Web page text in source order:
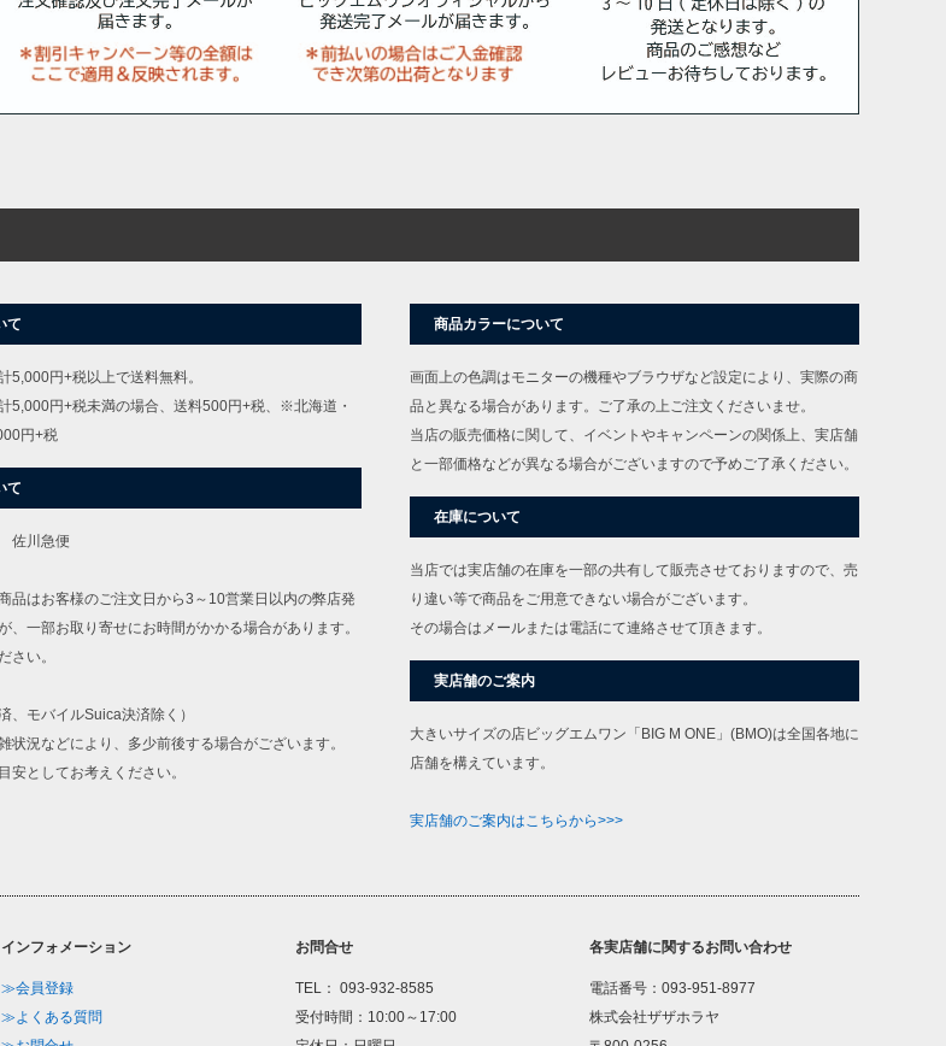
て
5,000円+税以上で送料無料。
5,000円+税未満の場合、送料500円+税、※北海道・
円+税
て
川急便
品はお客様のご注文日から3～10営業日以内の弊店発
、一部お取り寄せにお時間がかかる場合があります。
さい。
、モバイルSuica決済除く）
状況などにより、多少前後する場合がございます。
安としてお考えください。
商品カラーについて
画面上の色調はモニターの機種やブラウザなど設定により、実際の商
品と異なる場合があります。ご了承の上ご注文くださいませ。
当店の販売価格に関して、イベントやキャンペーンの関係上、実店舗
と一部価格などが異なる場合がございますので予めご了承ください。
在庫について
当店では実店舗の在庫を一部の共有して販売させておりますので、売
り違い等で商品をご用意できない場合がございます。
その場合はメールまたは電話にて連絡させて頂きます。
実店舗のご案内
大きいサイズの店ビッグエムワン「BIG M ONE」(BMO)は全国各地に
店舗を構えています。
実店舗のご案内はこちらから>>>
インフォメーション
≫会員登録
≫よくある質問
お問合せ
TEL： 093-932-8585
受付時間：10:00～17:00
各実店舗に関するお問い合わせ
電話番号：093-951-8977
株式会社ザザホラヤ